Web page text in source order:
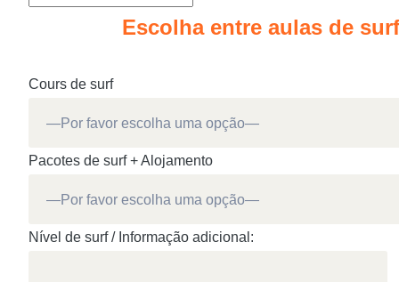
Escolha entre aulas de
Cours de surf
Pacotes de surf + Alojamento
Nível de surf / Informação adicional: